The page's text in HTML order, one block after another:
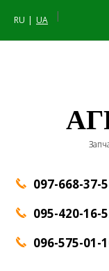
RU UA |
097-668-37-
095-420-16-
096-575-01-